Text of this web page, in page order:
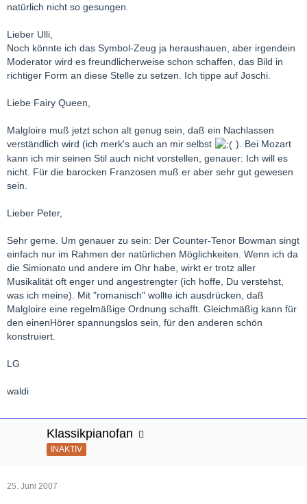
natürlich nicht so gesungen.
Lieber Ulli,
Noch könnte ich das Symbol-Zeug ja heraushauen, aber irgendein
Moderator wird es freundlicherweise schon schaffen, das Bild in
richtiger Form an diese Stelle zu setzen. Ich tippe auf Joschi.
Liebe Fairy Queen,
Malgloire muß jetzt schon alt genug sein, daß ein Nachlassen
verständlich wird (ich merk's auch an mir selbst
). Bei Mozart
kann ich mir seinen Stil auch nicht vorstellen, genauer: Ich will es
nicht. Für die barocken Franzosen muß er aber sehr gut gewesen
sein.
Lieber Peter,
Sehr gerne. Um genauer zu sein: Der Counter-Tenor Bowman singt
einfach nur im Rahmen der natürlichen Möglichkeiten. Wenn ich da
die Simionato und andere im Ohr habe, wirkt er trotz aller
Musikalität oft enger und angestrengter (ich hoffe, Du verstehst,
was ich meine). Mit "romanisch" wollte ich ausdrücken, daß
Malgloire eine regelmäßige Ordnung schafft. Gleichmäßig kann für
den einenHörer spannungslos sein, für den anderen schön
konstruiert.
LG
waldi
Klassikpianofan
INAKTIV
25. Juni 2007